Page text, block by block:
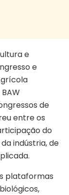
e
e
de
entre os
do
indústria, de
plataformas